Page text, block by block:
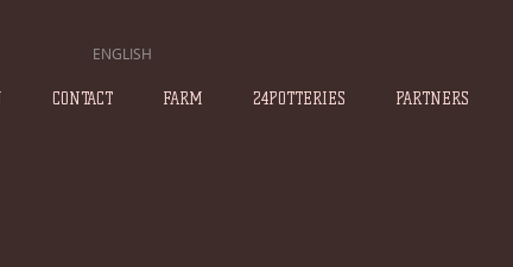
CONTACT FARM 24POTTERIES PARTNERS
ENGLISH